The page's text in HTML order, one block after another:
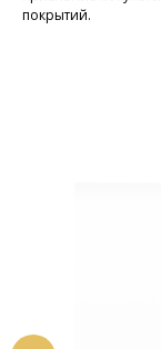
покрытий.